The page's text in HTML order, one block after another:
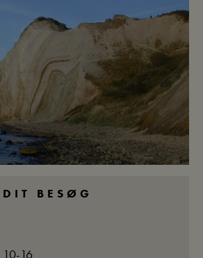
BESØG
10-16